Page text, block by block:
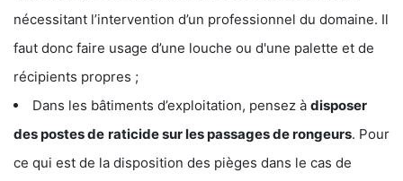
nécessitant l’intervention d’un professionnel du domaine. Il
faut donc faire usage d’une louche ou d'une palette et de
récipients propres ;
Dans les bâtiments d’exploitation, pensez à disposer
des postes de raticide sur les passages de rongeurs. Pour
ce qui est de la disposition des pièges dans le cas de